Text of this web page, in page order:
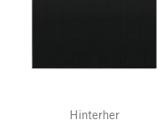
Hinterher